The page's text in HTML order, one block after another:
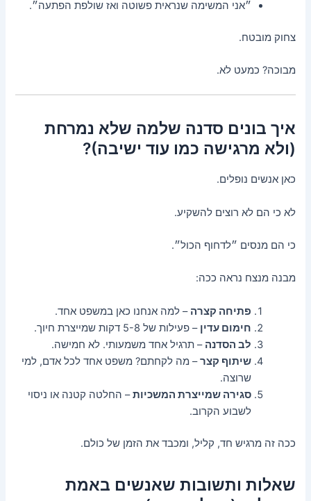
״אני המשימה שנראית פשוטה ואז שולפת הפתעה״.
צחוק מובטח.
מבוכה? כמעט לא.
איך בונים סדנה שלמה שלא נמרחת
(ולא מרגישה כמו עוד ישיבה)?
כאן אנשים נופלים.
לא כי הם לא רוצים להשקיע.
כי הם מנסים ״לדחוף הכול״.
מבנה מנצח נראה ככה:
פתיחה קצרה – למה אנחנו כאן במשפט אחד.
חימום עדין – פעילות של 5-8 דקות שמייצרת חיוך.
לב הסדנה – תרגיל אחד משמעותי. לא חמישה.
שיתוף קצר– מה לקחתם? משפט אחד לכל אדם, למי
שרוצה.
סגירה שמייצרת המשכיות– החלטה קטנה או ניסוי
לשבוע הקרוב.
ככה זה מרגיש חד, קליל, ומכבד את הזמן של כולם.
שאלות ותשובות שאנשים באמת